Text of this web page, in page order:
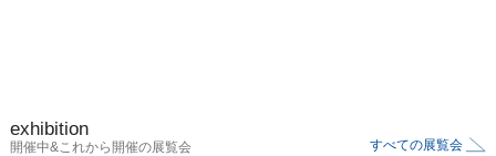
exhibition
開催中&これから開催の展覧会 すべての展覧会